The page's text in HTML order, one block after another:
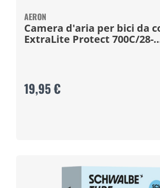
AERON
Camera d'aria per bici da
ExtraLite Protect 700C/28-
19,95 €